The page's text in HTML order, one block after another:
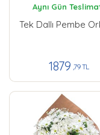
Aynı Gün
Tek Dallı Pembe
1879 ,79 TL